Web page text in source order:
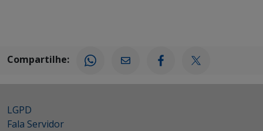
Compartilhe:
LGPD
Fala Servidor